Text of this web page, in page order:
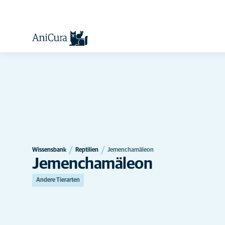
Wissensbank Reptilien Jemenchamäleon
Jemenchamäleon
Andere Tierarten